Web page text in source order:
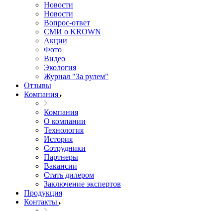
Новости
Новости
Вопрос-ответ
СМИ о KROWN
Акции
Фото
Видео
Экология
Журнал "За рулем"
Отзывы
Компания
Компания
О компании
Технология
История
Сотрудники
Партнеры
Вакансии
Стать дилером
Заключение экспертов
Продукция
Контакты